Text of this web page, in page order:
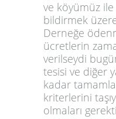
ve köyümüz
bildirmek
Derneğe
ücretlerin
verilseydi
tesisi ve diğer
kadar
kriterlerini
olmaları